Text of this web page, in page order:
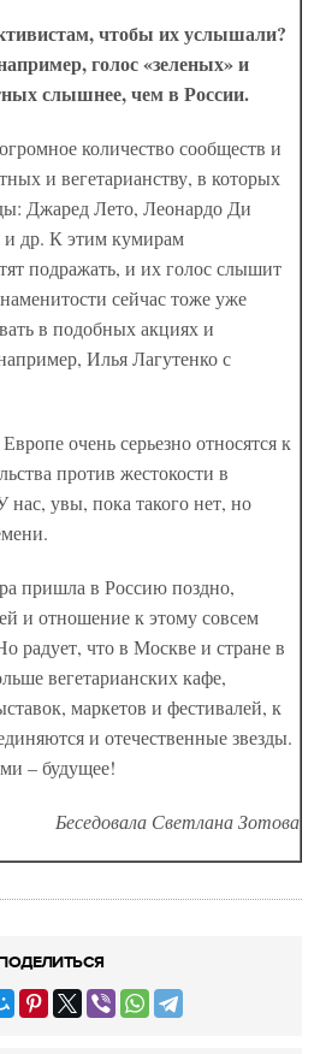
чтобы их услышали?
голос «зеленых» и
слышнее, чем в России.
количество сообществ и
и вегетарианству, в которых
Джаред Лето, Леонардо Ди
др. К этим кумирам
подражать, и их голос слышит
сейчас тоже уже
в подобных акциях и
Илья Лагутенко с
очень серьезно относятся к
против жестокости в
увы, пока такого нет, но
пришла в Россию поздно,
и отношение к этому совсем
радует, что в Москве и стране в
вегетарианских кафе,
маркетов и фестивалей, к
и отечественные звезды.
– будущее!
Беседовала Светлана Зотова